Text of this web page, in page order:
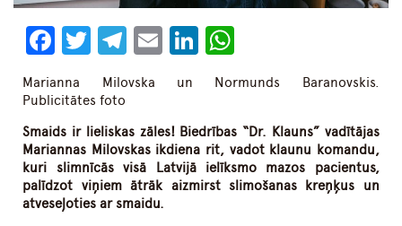
Facebook
Twitter
Telegram
EmailLinkedIn
Marianna Milovska un Normunds Baranovskis.
Publicitātes foto
Smaids ir lieliskas zāles! Biedrības “Dr. Klauns” vadītājas
Mariannas Milovskas ikdiena rit, vadot klaunu komandu,
kuri slimnīcās visā Latvijā ielīksmo mazos pacientus,
palīdzot viņiem ātrāk aizmirst slimošanas kreņķus un
atveseļoties ar smaidu.